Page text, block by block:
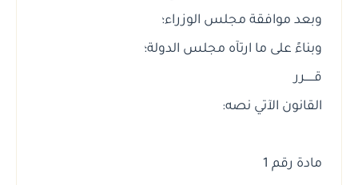
وبعد موافقة مجلس الوزراء؛
وبناءً على ما ارتآه مجلس الدولة؛
قــــــرر
القانون الآتي نصه:
مادة رقم 1